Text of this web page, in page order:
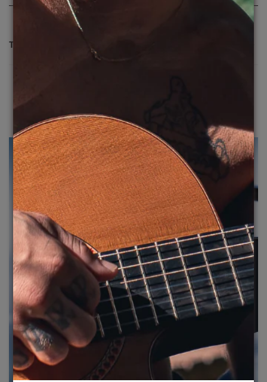
TROCA E DEVOLUÇÃO
-> Devolução: até7 dias
-> Troca: até30 dias
Tudo rápido e fácil! Você pode solicitaraqui